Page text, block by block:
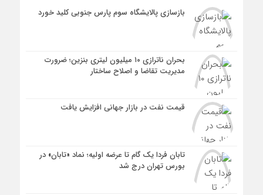
بازسازی پالایشگاه سوم پارس جنوبی کلید خورد
بحران ناترازی ۱۰ میلیون لیتری بنزین؛ ضرورت
مدیریت تقاضا و اصلاح ساختار
قیمت نفت در بازار جهانی افزایش یافت
تابان فردا یک گام تا عرضه اولیه؛ نماد «تابان» در
بورس تهران درج شد